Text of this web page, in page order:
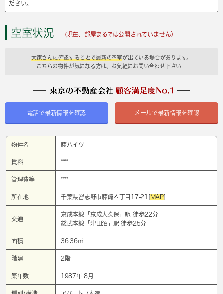
ださい。
空室状況 (現在、部屋まるでは公開されていません）
大家さんに確認することで最新の空室が出ている場合があります。
こちらの物件が気になる方は、お気軽にお問い合わせ下さい！
電話で最新情報を確認 メールで最新情報を確認
物件名 藤ハイツ
賃料 ****
管理費等 ****
所在地 千葉県習志野市藤崎４丁目17-21[MAP]
交通
京成本線「 京成大久保」駅 徒歩22分
総武本線「 津田沼 」駅 徒歩25分
面積 36.36㎡
階建 2階
築年数 1987年 8月